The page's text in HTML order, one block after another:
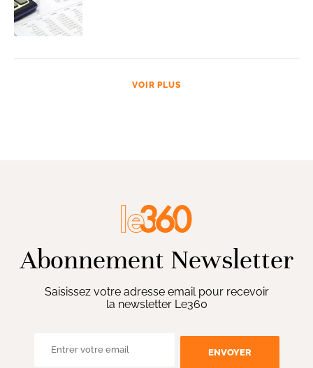
VOIR PLUS
Abonnement Newsletter
Saisissez votre adresse email pour recevoir
la newsletter Le360
ENVOYER